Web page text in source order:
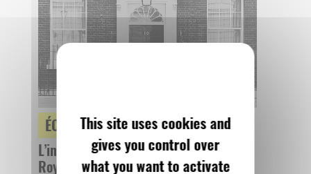
ÉCLAIRAGE
L’instabilité gouvernementale au
Royaume-Uni est-elle inédite ?
This site uses cookies and
gives you control over
what you want to activate